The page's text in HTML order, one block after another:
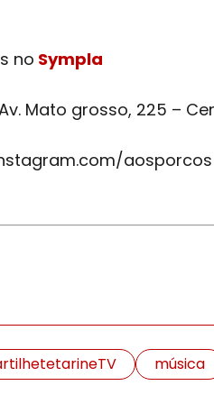
no Sympla
Mato grosso, 225 –
aosporcos
música